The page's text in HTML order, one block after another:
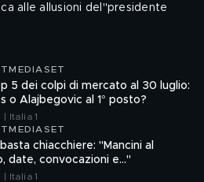
alle allusioni del"presidente
5 dei colpi di mercato al 30 luglio:
o Alajbegovic al 1° posto?
Italia 1
basta chiacchiere: "Mancini al
date, convocazioni e…"
Italia 1